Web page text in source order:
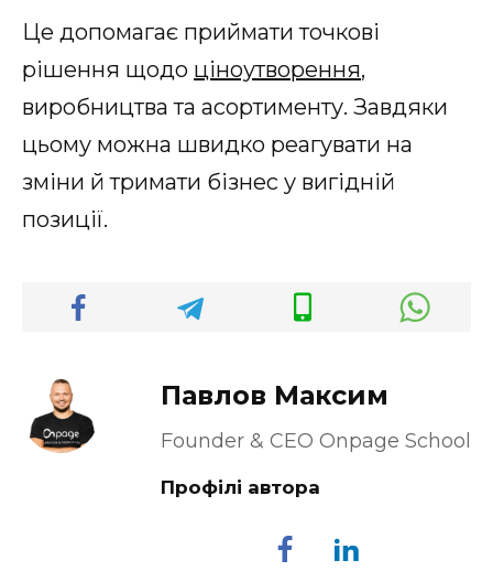
Це допомагає приймати точкові
рішення щодо ціноутворення,
виробництва та асортименту. Завдяки
цьому можна швидко реагувати на
зміни й тримати бізнес у вигідній
позиції.
Павлов Максим
Founder & CEO Onpage School
Профілі автора